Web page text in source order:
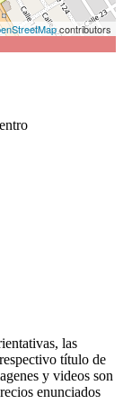
contributors
las
título de
y videos son
enunciados